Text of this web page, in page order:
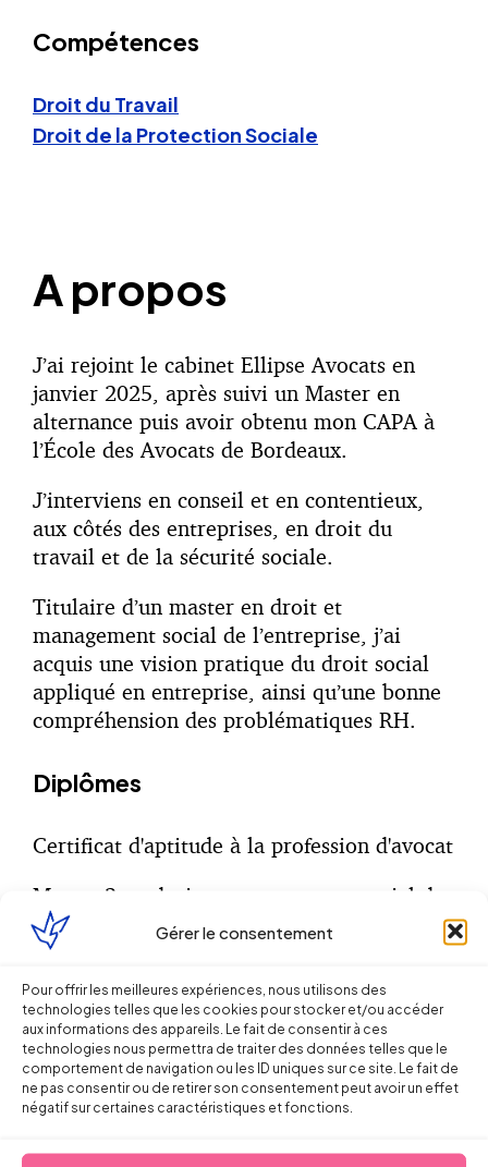
Gérer le consentement
Pour offrir les meilleures expériences, nous utilisons des
technologies telles que les cookies pour stocker et/ou accéder
aux informations des appareils. Le fait de consentir à ces
technologies nous permettra de traiter des données telles que le
comportement de navigation ou les ID uniques sur ce site. Le fait de
ne pas consentir ou de retirer son consentement peut avoir un effet
négatif sur certaines caractéristiques et fonctions.
Compétences
Droit du Travail
Droit de la Protection Sociale
A propos
J’ai rejoint le cabinet Ellipse Avocats en
janvier 2025, après suivi un Master en
alternance puis avoir obtenu mon CAPA à
l’École des Avocats de Bordeaux.
J’interviens en conseil et en contentieux,
aux côtés des entreprises, en droit du
travail et de la sécurité sociale.
Titulaire d’un master en droit et
management social de l’entreprise, j’ai
acquis une vision pratique du droit social
appliqué en entreprise, ainsi qu’une bonne
compréhension des problématiques RH.
Diplômes
Certificat d'aptitude à la profession d'avocat
Master 2 en droit et management social de
l'entreprise (Université de Toulouse)
Barreau
Charente